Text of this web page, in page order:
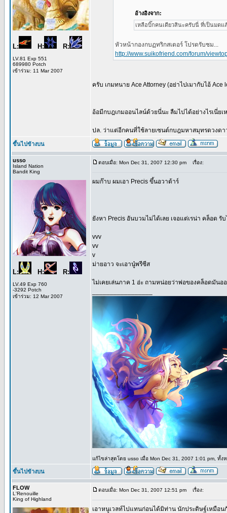
L: H: R:
LV.81 Exp 551
689980 Potch
เข้าร่วม: 11 Mar 2007
อ้างอิงจาก:
เหลือบิ๊กคนเดียวสินะครับนี่ ที่เป็นมดแ
หัวหน้ากองกบฏทริกสเตอร์ โปรดรับชม...
http://www.suikofriend.com/forum/
ครับ เกมทนาย Ace Attorney (อย่าไปเมากับไอ้
อ้อมีกบฎเกมออนไลน์ด้วยนี่นะ ลืมไปได้อย่างไรเนี่ยเ
ปล. ว่าแต่อีกคนที่ใช้ลายเซนต์กบฎมหาสมุทรดวงดา
ขึ้นไปข้างบน
usso
Island Nation
Bandit King
L: H: R:
LV.49 Exp 760
-3292 Potch
เข้าร่วม: 12 Mar 2007
ตอบเมื่อ: Mon Dec 31, 2007 12:30 pm เรื่อง:
ผมก๊าบ ผมเอา Precis ขึ้นอวาต้าร์
ยังหา Precis อันบวมไม่ได้เลย เจอแต่เรน่า คล็อด รั
vvv
vv
v
ม่ายอาว จะเอานู๋พรีซีส
ไม่เคยเล่นภาค 1 อ่ะ ถามหน่อยว่าพ่อของคล็อดมันอ
แก้ไขล่าสุดโดย usso เมื่อ Mon Dec 31, 2007 1:01 pm, ทั้ง
ขึ้นไปข้างบน
FLOW
L'Renouille
King of Highland
ตอบเมื่อ: Mon Dec 31, 2007 12:51 pm เรื่อง:
เอาหนูเวลท์ไปแทนก่อนได้มิท่าน นักประดิษฐ์เหมือน